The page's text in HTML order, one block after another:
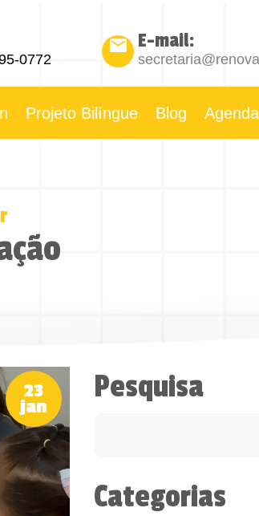
0772
E-mail:
Projeto Bilíngue Blog Agenda
23
jan
Pesquisa
Categorias